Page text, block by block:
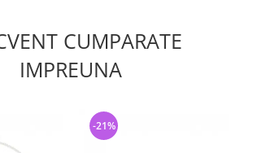
CUMPARATE
IMPREUNA
-21%